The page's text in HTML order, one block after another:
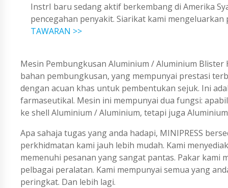
InstrI baru sedang aktif berkembang di Amerika
pencegahan penyakit. Siarikat kami
TAWARAN >>
Mesin Pembungkusan Aluminium / Aluminium
bahan pembungkusan, yang mempunyai prestasi
dengan acuan khas untuk pembentukan sejuk. Ini
farmaseutikal. Mesin ini mempunyai dua fungsi:
ke shell Aluminium / Aluminium, tetapi juga
Apa sahaja tugas yang anda hadapi, MINIPRESS
perkhidmatan kami jauh lebih mudah. Kami
memenuhi pesanan yang sangat pantas. Pakar
pelbagai peralatan. Kami mempunyai semua yang
peringkat. Dan lebih lagi.